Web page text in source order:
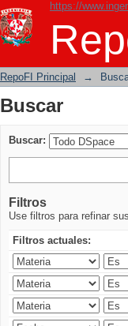
https://
Buscar
RepoFI Principal →
Buscar
Buscar:
Filtros
Use filtros para refinar
Filtros actuales: